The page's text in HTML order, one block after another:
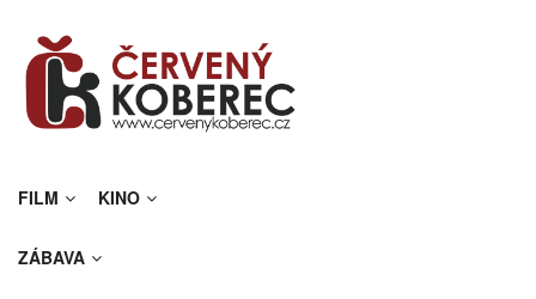
FILM KINO
ZÁBAVA